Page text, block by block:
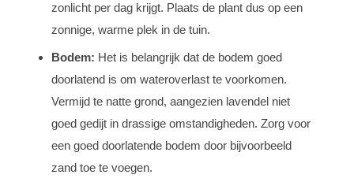
zonlicht per dag krijgt. Plaats de plant dus op een
zonnige, warme plek in de tuin.
Bodem: Het is belangrijk dat de bodem goed
doorlatend is om wateroverlast te voorkomen.
Vermijd te natte grond, aangezien lavendel niet
goed gedijt in drassige omstandigheden. Zorg voor
een goed doorlatende bodem door bijvoorbeeld
zand toe te voegen.